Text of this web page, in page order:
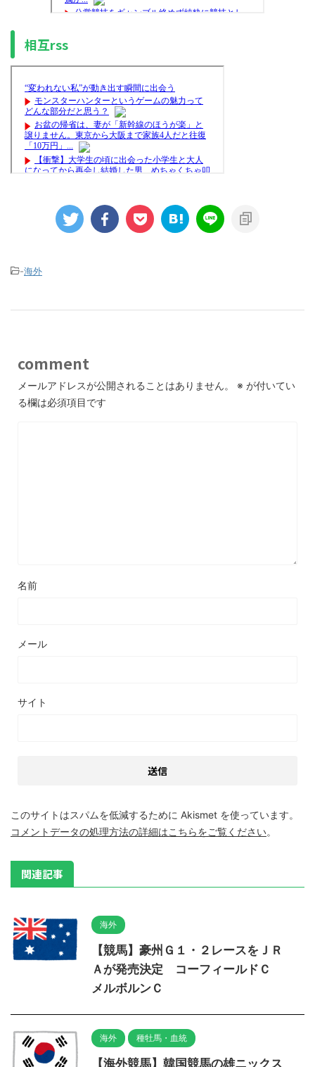
相互rss
-海外
comment
メールアドレスが公開されることはありません。 ※ が付いてい
る欄は必須項目です
名前
メール
サイト
このサイトはスパムを低減するために Akismet を使っています。
コメントデータの処理方法の詳細はこちらをご覧ください。
関連記事
海外
【競馬】豪州Ｇ１・２レースをＪＲ
Ａが発売決定 コーフィールドＣ
メルボルンＣ
海外 種牡馬・血統
【海外競馬】韓国競馬の雄ニックス